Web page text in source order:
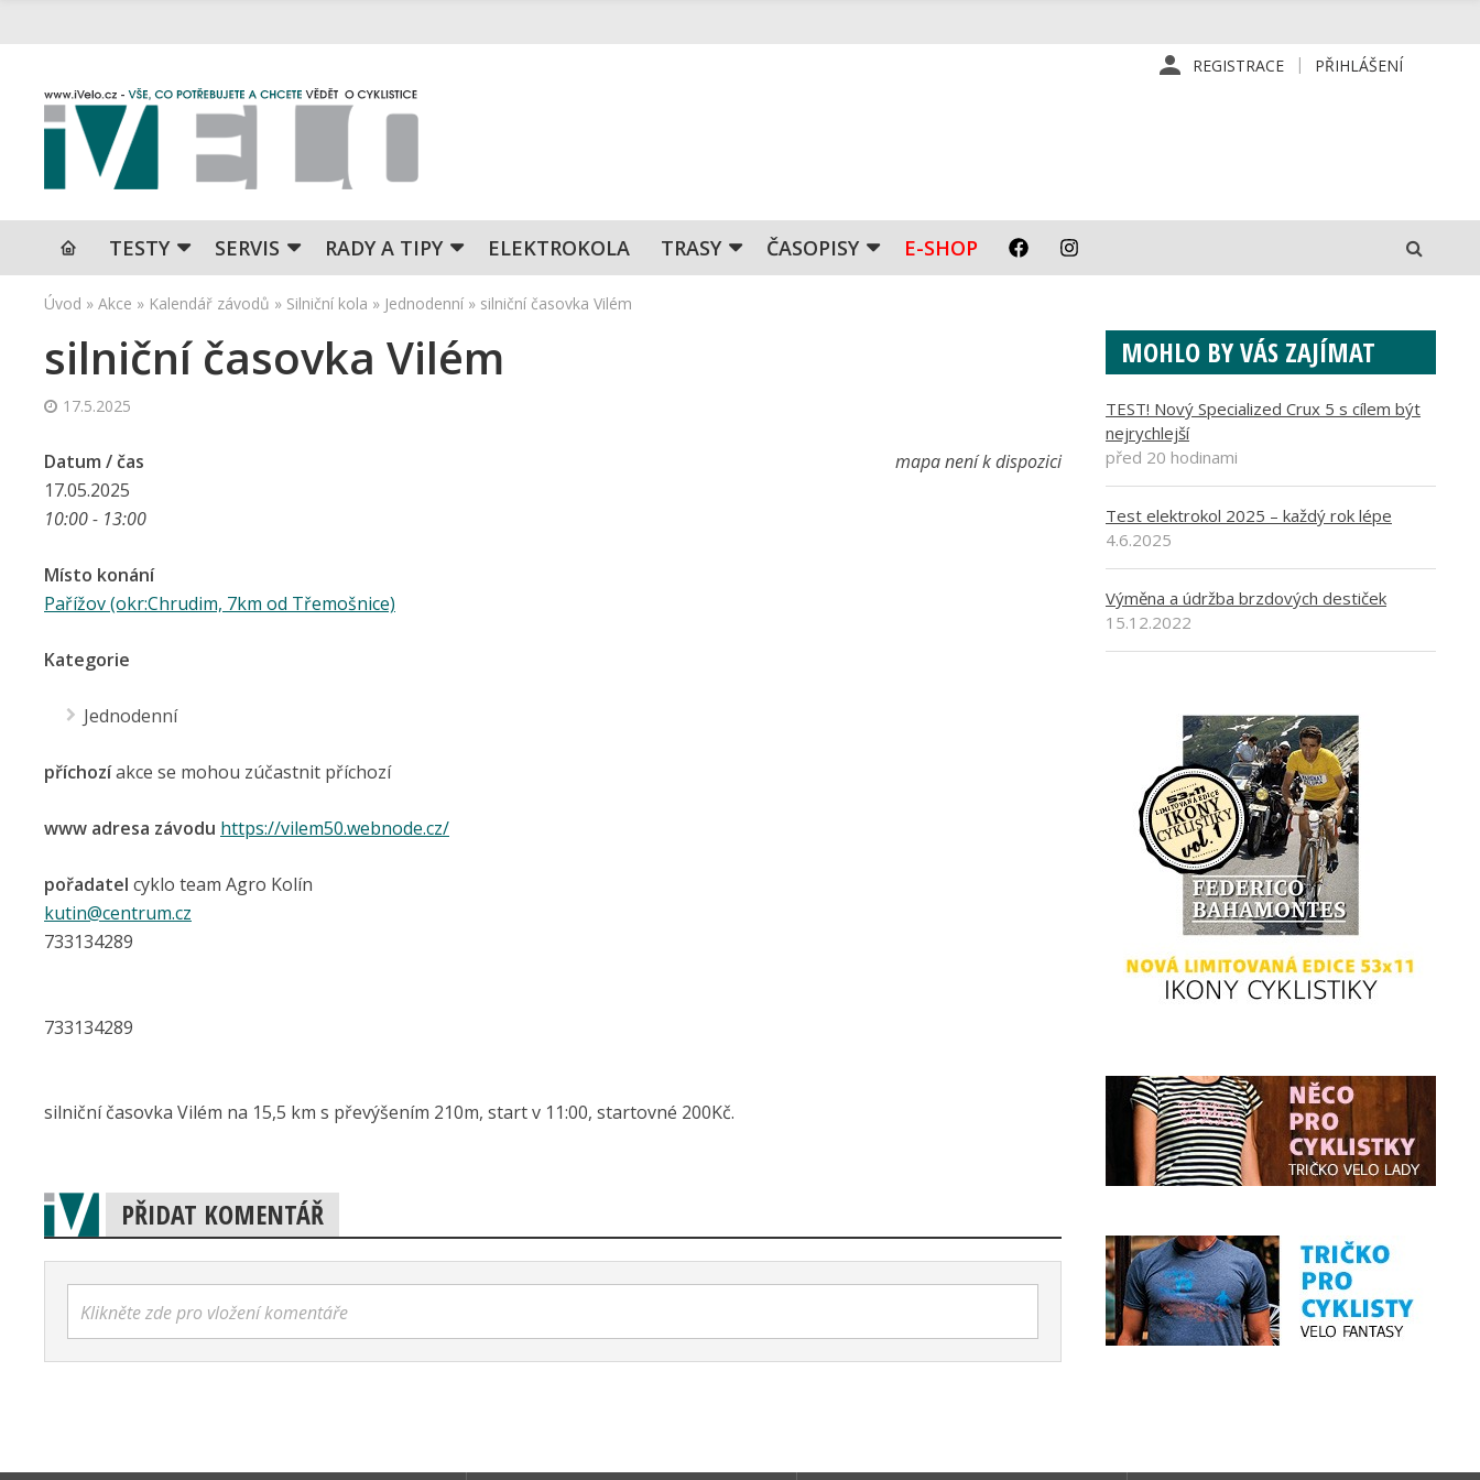
REGISTRACE PŘIHLÁŠENÍ
TESTY SERVIS RADY A TIPY ELEKTROKOLA TRASY ČASOPISY E-SHOP
Úvod » Akce » Kalendář závodů » Silniční kola » Jednodenní » silniční časovka Vilém
silniční časovka Vilém
17.5.2025
mapa není k dispozici
Datum / čas
17.05.2025
10:00 - 13:00
Místo konání
Pařížov (okr:Chrudim, 7km od Třemošnice)
Kategorie
Jednodenní
příchozíakce se mohou zúčastnit příchozí
www adresa závodu https://vilem50.webnode.cz/
pořadatel cyklo team Agro Kolín
kutin@centrum.cz
733134289
733134289
silniční časovka Vilém na 15,5 km s převýšením 210m, start v 11:00, startovné 200Kč.
PŘIDAT KOMENTÁŘ
Klikněte zde pro vložení komentáře
MOHLO BY VÁS ZAJÍMAT
TEST! Nový Specialized Crux 5 s cílem být
nejrychlejší
před 20 hodinami
Test elektrokol 2025 – každý rok lépe
4.6.2025
Výměna a údržba brzdových destiček
15.12.2022